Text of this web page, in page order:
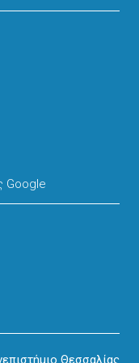
Google
Θεσσαλίας